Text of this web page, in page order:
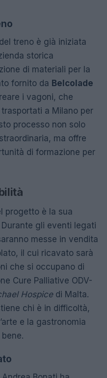
treno è già iniziata
storica
di materiali per la
fornito da Belcolade
i vagoni, che
a Milano per
processo non solo
ma offre
di formazione per
progetto è la sua
gli eventi legati
messe in vendita
il cui ricavato sarà
che si occupano di
Cure Palliative ODV-
Hospicedi Malta.
chi è in difficoltà,
e la gastronomia